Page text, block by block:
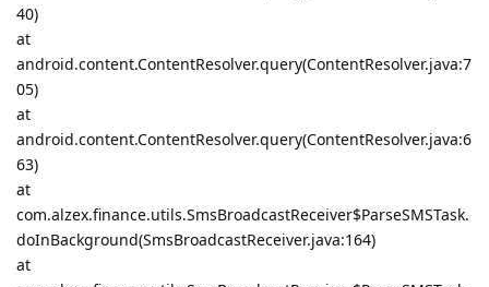
40)
at
android.content.ContentResolver.query(ContentResolver.java:7
05)
at
android.content.ContentResolver.query(ContentResolver.java:6
63)
at
com.alzex.finance.utils.SmsBroadcastReceiver$ParseSMSTask.
doInBackground(SmsBroadcastReceiver.java:164)
at